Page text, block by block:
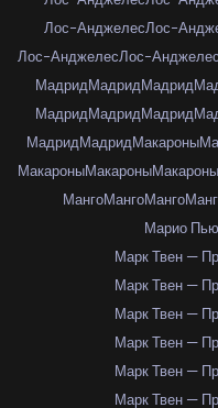
Лос-АнджелесЛос-
Лос-АнджелесЛос-Анджелес
МадридМадридМадрид
МадридМадридМадрид
МадридМадридМакароны
МакароныМакароныМакароны
МангоМангоМанго
Марио
Марк Твен —
Марк Твен —
Марк Твен —
Марк Твен —
Марк Твен —
Марк Твен —